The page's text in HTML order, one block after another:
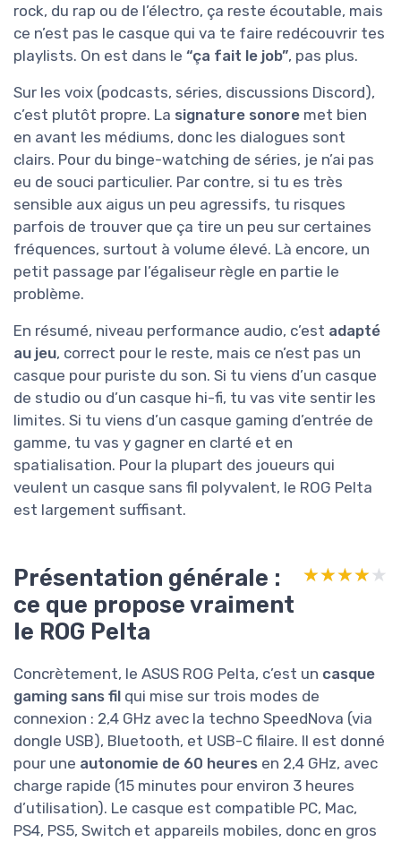
rock, du rap ou de l’électro, ça reste écoutable, mais
ce n’est pas le casque qui va te faire redécouvrir tes
playlists. On est dans le “ça fait le job”, pas plus.
Sur les voix (podcasts, séries, discussions Discord),
c’est plutôt propre. La signature sonore met bien
en avant les médiums, donc les dialogues sont
clairs. Pour du binge-watching de séries, je n’ai pas
eu de souci particulier. Par contre, si tu es très
sensible aux aigus un peu agressifs, tu risques
parfois de trouver que ça tire un peu sur certaines
fréquences, surtout à volume élevé. Là encore, un
petit passage par l’égaliseur règle en partie le
problème.
En résumé, niveau performance audio, c’est adapté
au jeu, correct pour le reste, mais ce n’est pas un
casque pour puriste du son. Si tu viens d’un casque
de studio ou d’un casque hi-fi, tu vas vite sentir les
limites. Si tu viens d’un casque gaming d’entrée de
gamme, tu vas y gagner en clarté et en
spatialisation. Pour la plupart des joueurs qui
veulent un casque sans fil polyvalent, le ROG Pelta
est largement suffisant.
Présentation générale :
ce que propose vraiment
le ROG Pelta
★★★★★
★★★★★
Concrètement, le ASUS ROG Pelta, c’est un casque
gaming sans fil qui mise sur trois modes de
connexion : 2,4 GHz avec la techno SpeedNova (via
dongle USB), Bluetooth, et USB-C filaire. Il est donné
pour une autonomie de 60 heures en 2,4 GHz, avec
charge rapide (15 minutes pour environ 3 heures
d’utilisation). Le casque est compatible PC, Mac,
PS4, PS5, Switch et appareils mobiles, donc en gros